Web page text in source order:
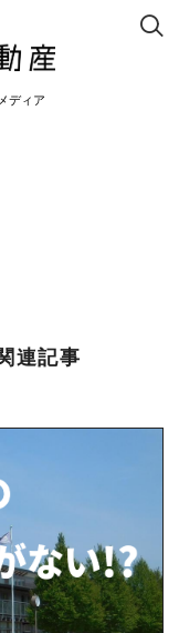
ディア
連記事